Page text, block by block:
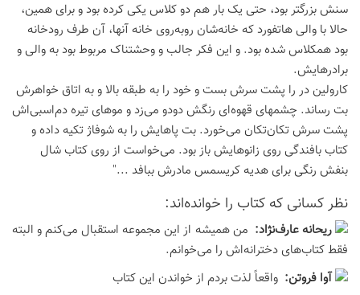
سنش بزرگتر بود، حتی یک بار هم دو کلاس یکی کرده بود و برای همین،
حالا با والی هاتفورد که خانه‌شان روبه‌روی خانه آنها، آن طرف رودخانه
بود همکلاس شده بود. و این فکر جالب و وحشتناک مربوط بود به والی و
برادرهایش.
کارولین در را پشت سرش بست و خود را به طبقه بالا و به اتاق خواهرش
بت رساند. چشمهای قهوه‌ای رنگش دو‌دو می‌زد و موهای تیره دم‌اسبی‌اش
پشت سرش تکان‌تکان می‌خورد. بت پاهایش را به شوفاژ تکیه داده و
کتاب بافندگی روی زانوهایش باز بود. می‌خواست از روی کتاب شال
بنفش رنگی برای هدیه کریسمس مادرش ببافد ..."
نظر كسانی كه كتاب را خوانده‌اند:
ريحانه عارف‌نژاد: من همیشه از این مجموعه استقبال می‌کنم و البته
فقط کتاب‌های دخترانه‌اش را می‌خوانم.
آوا فروتن: واقعاً لذت بردم از خواندن اين كتاب